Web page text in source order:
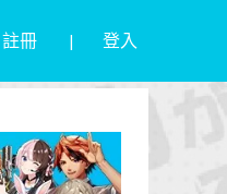
註冊 登入